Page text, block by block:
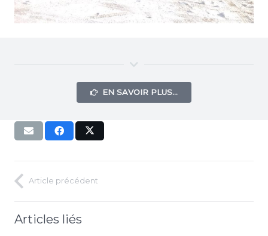
EN SAVOIR PLUS…
Article précédent
Articles liés